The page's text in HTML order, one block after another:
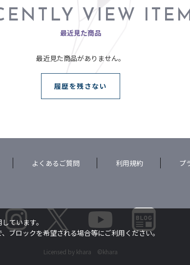
VIEW
最近見た商品
最近見た商品がありません。
履歴を残さない
よくあるご質問 利用規約 プ
Licensed by khara ©khara
ています。
ブロックを希望される場合等にご利用ください。